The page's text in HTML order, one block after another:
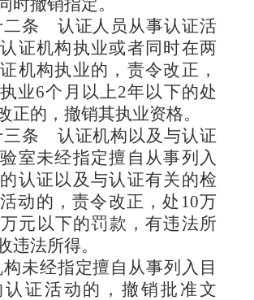
时撤销指定。
二条 认证人员从事认证活
证机构执业或者同时在两
机构执业的，责令改正，
业6个月以上2年以下的处
正的，撤销其执业资格。
三条 认证机构以及与认证
室未经指定擅自从事列入
认证以及与认证有关的检
动的，责令改正，处10万
元以下的罚款，有违法所
违法所得。
未经指定擅自从事列入目
证活动的，撤销批准文